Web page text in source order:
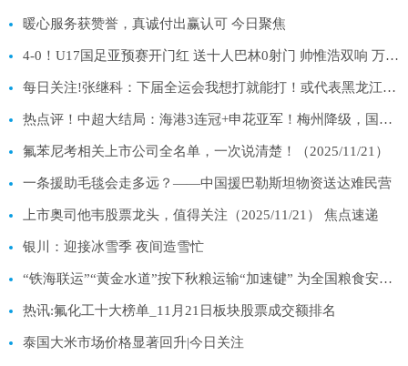
暖心服务获赞誉，真诚付出赢认可 今日聚焦
4-0！U17国足亚预赛开门红 送十人巴林0射门 帅惟浩双响 万项传射_焦点信息
每日关注!张继科：下届全运会我想打就能打！或代表黑龙江，弥补唯一遗憾
热点评！中超大结局：海港3连冠+申花亚军！梅州降级，国安外援28球夺金靴
氟苯尼考相关上市公司全名单，一次说清楚！（2025/11/21）
一条援助毛毯会走多远？——中国援巴勒斯坦物资送达难民营
上市奥司他韦股票龙头，值得关注（2025/11/21） 焦点速递
银川：迎接冰雪季 夜间造雪忙
“铁海联运”“黄金水道”按下秋粮运输“加速键” 为全国粮食安全筑牢坚实屏障
热讯:氟化工十大榜单_11月21日板块股票成交额排名
泰国大米市场价格显著回升|今日关注